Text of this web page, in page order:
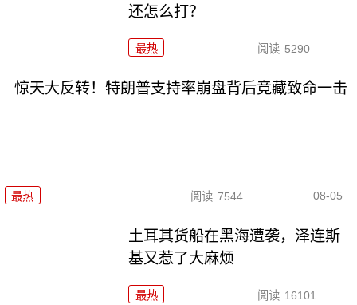
还怎么打？
最热 阅读 5290
惊天大反转！特朗普支持率崩盘背后竟藏致命一击
最热 阅读 7544 08-05
土耳其货船在黑海遭袭，泽连斯
基又惹了大麻烦
最热 阅读 16101